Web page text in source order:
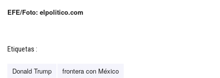
EFE/Foto: elpolitico.com
Etiquetas :
Donald Trump
frontera con México